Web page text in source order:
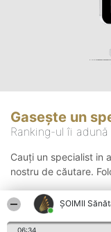
ŞOIMII
06:34
Gasește un
Ranking-ul îi
Cauți un specialist in
nostru de căutare.